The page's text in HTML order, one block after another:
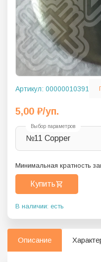
Артикул: 00000010391
5,00 ₽/уп.
Выбор параметров
№11 Copper
Минимальная кратность
Купить
В наличии: есть
Описание